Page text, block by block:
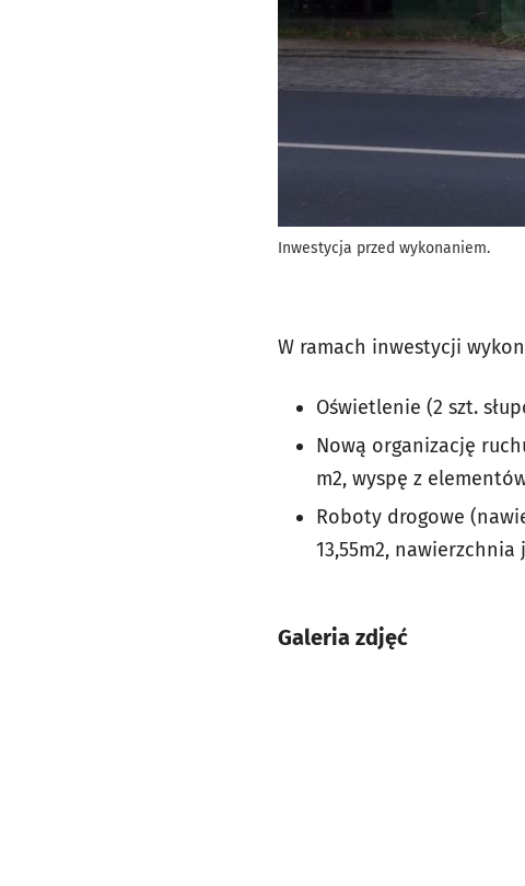
Inwestycja przed wykonaniem.
W ramach inwestycji
Oświetlenie (2 szt.
Nową organizację
m2, wyspę z
Roboty drogowe
13,55m2,
Galeria zdjęć